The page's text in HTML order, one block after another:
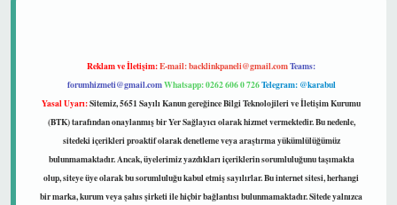
Reklam ve İletişim:E-mail:backlinkpaneli@gmail.comTeams:
forumhizmeti@gmail.comWhatsapp: 0262 606 0 726Telegram: @karabul
Yasal Uyarı:Sitemiz, 5651 Sayılı Kanun gereğince Bilgi Teknolojileri ve İletişim Kurumu
(BTK) tarafından onaylanmış bir Yer Sağlayıcı olarak hizmet vermektedir. Bu nedenle,
sitedeki içerikleri proaktif olarak denetleme veya araştırma yükümlülüğümüz
bulunmamaktadır. Ancak, üyelerimiz yazdıkları içeriklerin sorumluluğunu taşımakta
olup, siteye üye olarak bu sorumluluğu kabul etmiş sayılırlar. Bu internet sitesi, herhangi
bir marka, kurum veya şahıs şirketi ile hiçbir bağlantısı bulunmamaktadır. Sitede yalnızca